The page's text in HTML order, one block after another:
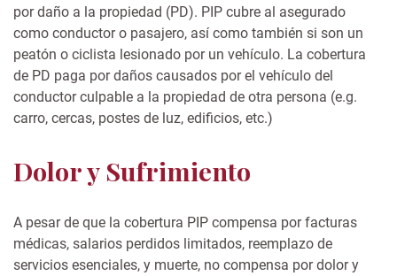
por daño a la propiedad (PD). PIP cubre al asegurado
como conductor o pasajero, así como también si son un
peatón o ciclista lesionado por un vehículo. La cobertura
de PD paga por daños causados por el vehículo del
conductor culpable a la propiedad de otra persona (e.g.
carro, cercas, postes de luz, edificios, etc.)
Dolor y Sufrimiento
A pesar de que la cobertura PIP compensa por facturas
médicas, salarios perdidos limitados, reemplazo de
servicios esenciales, y muerte, no compensa por dolor y